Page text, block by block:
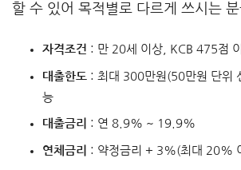
할 수 있어 목적별로 다르게 쓰시는
자격조건 : 만 20세 이상, KCB 475점
대출한도 : 최대 300만원(50만원 단위
능
대출금리 : 연 8.9% ~ 19.9%
연체금리 : 약정금리 + 3%(최대 20%